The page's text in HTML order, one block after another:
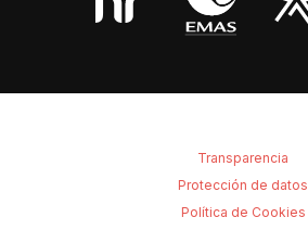
Transparencia
Protección de datos
Política de Cookies